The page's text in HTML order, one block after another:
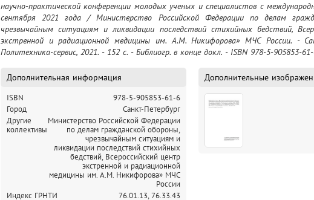
научно-практической конференции молодых ученых и специалистов с
сентября 2021 года / Министерство Российской Федерации по делам
чрезвычайным ситуациям и ликвидации последствий стихийных бедствий,
экстренной и радиационной медицины им. А.М. Никифорова» МЧС России. -
Политехника-сервис, 2021. - 152 с. - Библиогр. в конце докл. - ISBN 978-5-905853-
Дополнительная информация
ISBN
978-5-905853-61-6
Город
Санкт-Петербург
Другие
коллективы
Министерство Российской Федерации
по делам гражданской обороны,
чрезвычайным ситуациям и
ликвидации последствий стихийных
бедствий, Всероссийский центр
экстренной и радиационной
медицины им. А.М. Никифорова» МЧС
России
Индекс ГРНТИ
76.01.13, 76.33.43
Дополнительные